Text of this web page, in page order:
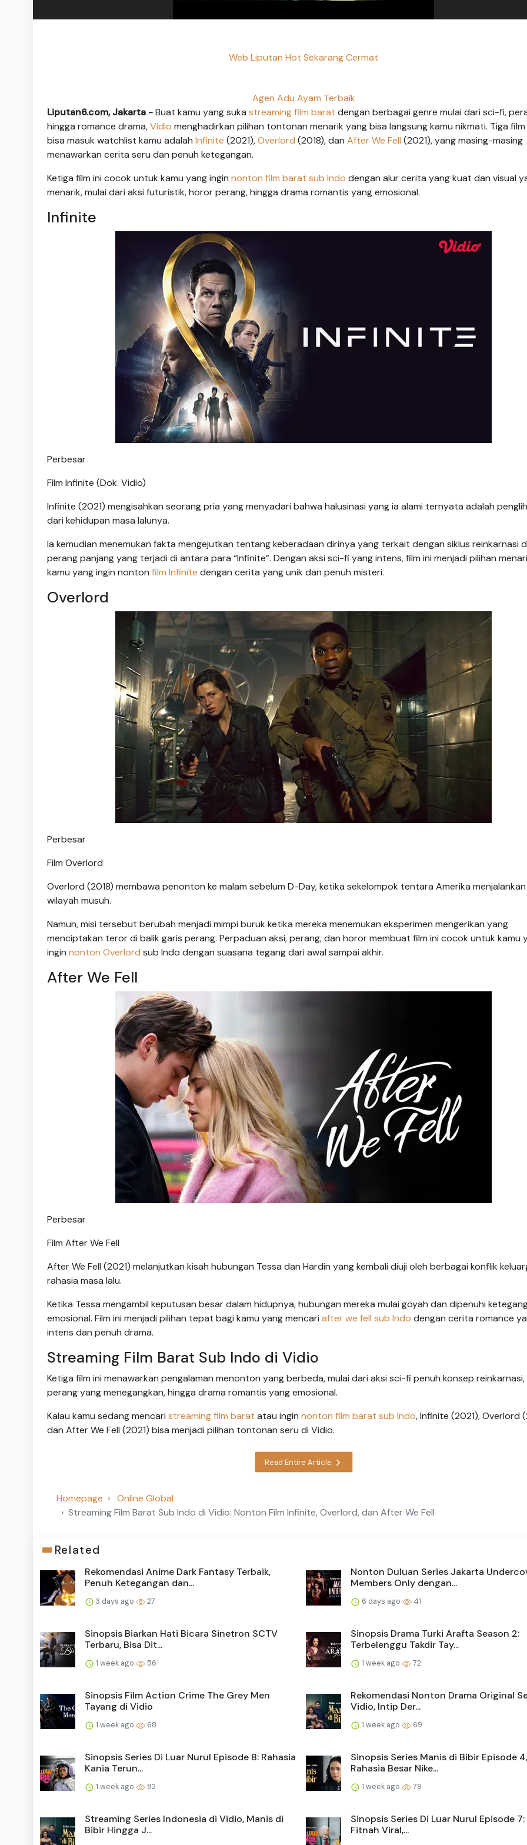
Web Liputan Hot Sekarang Cermat
Agen Adu Ayam Terbaik
Liputan6.com, Jakarta -Buat kamu yang suka streaming film barat dengan berbagai genre mulai dari sci-fi,
hingga romance drama,Vidio menghadirkan pilihan tontonan menarik yang bisa langsung kamu nikmati. Tiga
bisa masuk watchlist kamu adalah Infinite (2021),Overlord (2018), dan After We Fell (2021), yang masing-masing
menawarkan cerita seru dan penuh ketegangan.
Ketiga film ini cocok untuk kamu yang ingin nonton film barat sub Indo dengan alur cerita yang kuat dan visual
menarik, mulai dari aksi futuristik, horor perang, hingga drama romantis yang emosional.
Infinite
Perbesar
Film Infinite (Dok. Vidio)
Infinite (2021) mengisahkan seorang pria yang menyadari bahwa halusinasi yang ia alami ternyata adalah
dari kehidupan masa lalunya.
Ia kemudian menemukan fakta mengejutkan tentang keberadaan dirinya yang terkait dengan siklus reinkarnasi
perang panjang yang terjadi di antara para “Infinite”. Dengan aksi sci-fi yang intens, film ini menjadi pilihan
kamu yang ingin nonton film Infinite dengan cerita yang unik dan penuh misteri.
Overlord
Perbesar
Film Overlord
Overlord (2018) membawa penonton ke malam sebelum D-Day, ketika sekelompok tentara Amerika menjalankan
wilayah musuh.
Namun, misi tersebut berubah menjadi mimpi buruk ketika mereka menemukan eksperimen mengerikan yang
menciptakan teror di balik garis perang. Perpaduan aksi, perang, dan horor membuat film ini cocok untuk kamu
ingin nonton Overlord sub Indo dengan suasana tegang dari awal sampai akhir.
After We Fell
Perbesar
Film After We Fell
After We Fell (2021) melanjutkan kisah hubungan Tessa dan Hardin yang kembali diuji oleh berbagai konflik
rahasia masa lalu.
Ketika Tessa mengambil keputusan besar dalam hidupnya, hubungan mereka mulai goyah dan dipenuhi
emosional. Film ini menjadi pilihan tepat bagi kamu yang mencari after we fell sub Indo dengan cerita romance
intens dan penuh drama.
Streaming Film Barat Sub Indo di Vidio
Ketiga film ini menawarkan pengalaman menonton yang berbeda, mulai dari aksi sci-fi penuh konsep
perang yang menegangkan, hingga drama romantis yang emosional.
Kalau kamu sedang mencari streaming film barat atau ingin nonton film barat sub Indo, Infinite (2021), Overlord
dan After We Fell (2021) bisa menjadi pilihan tontonan seru di Vidio.
Read Entire Article
Homepage
Online Global
Streaming Film Barat Sub Indo di Vidio: Nonton Film Infinite, Overlord, dan After We Fell
Related
Rekomendasi Anime Dark Fantasy Terbaik,
Penuh Ketegangan dan...
3 days ago 27
Nonton Duluan Series Jakarta
Members Only dengan...
6 days ago 41
Sinopsis Biarkan Hati Bicara Sinetron SCTV
Terbaru, Bisa Dit...
1 week ago 56
Sinopsis Drama Turki Arafta Season 2:
Terbelenggu Takdir Tay...
1 week ago 72
Sinopsis Film Action Crime The Grey Men
Tayang di Vidio
1 week ago 68
Rekomendasi Nonton Drama Original
Vidio, Intip Der...
1 week ago 69
Sinopsis Series Di Luar Nurul Episode 8: Rahasia
Kania Terun...
1 week ago 82
Sinopsis Series Manis di Bibir Episode 4,
Rahasia Besar Nike...
1 week ago 79
Streaming Series Indonesia di Vidio, Manis di
Bibir Hingga J...
Sinopsis Series Di Luar Nurul Episode
Fitnah Viral,...